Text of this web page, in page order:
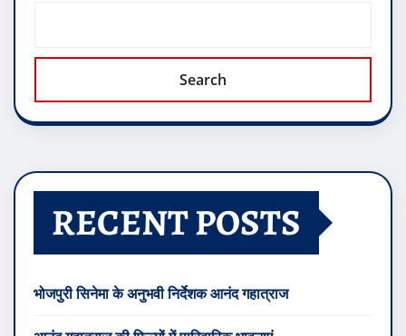
Search
RECENT POSTS
भोजपुरी सिनेमा के अनुभवी निर्देशक आनंद गहात्राज